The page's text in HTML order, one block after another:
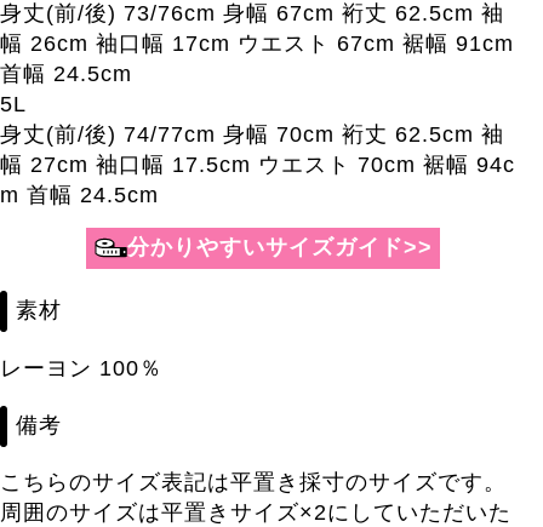
身丈(前/後) 73/76cm 身幅 67cm 裄丈 62.5cm 袖
幅 26cm 袖口幅 17cm ウエスト 67cm 裾幅 91cm
首幅 24.5cm
5L
身丈(前/後) 74/77cm 身幅 70cm 裄丈 62.5cm 袖
幅 27cm 袖口幅 17.5cm ウエスト 70cm 裾幅 94c
m 首幅 24.5cm
素材
レーヨン 100％
備考
こちらのサイズ表記は平置き採寸のサイズです。
周囲のサイズは平置きサイズ×2にしていただいた